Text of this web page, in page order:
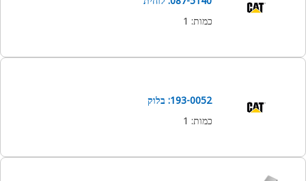
כמות:
1
193-0052: בלוק
כמות:
1